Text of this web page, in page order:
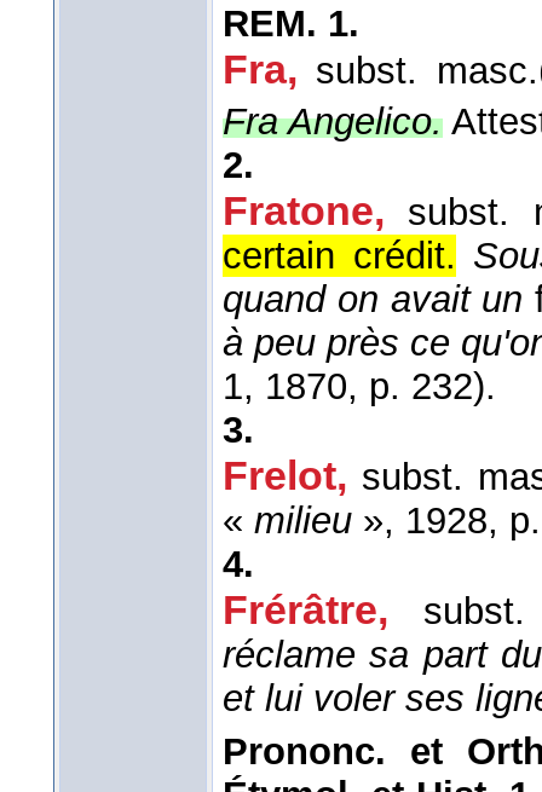
REM. 1.
Fra, subst. masc.
Fra Angelico.
2.
Fratone, subst.
certain crédit.
quand on avait un
à peu près ce
1, 1870, p. 232).
3.
Frelot, subst.
« milieu », 1928,
4.
Frérâtre,
réclame sa part
et lui voler ses
Prononc. et